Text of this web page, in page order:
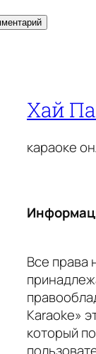
Хай
караоке
Все права
Karaoke»
который